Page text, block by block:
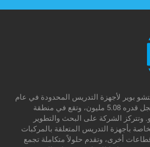
بوير لأجهزة التدريس المحدودة في عام
2018 برأس مال مسجل قدره 5.08 مليون، وتقع في منطقة
وتتركز الشركة على البحث والتطوير
بأجهزة التدريس المتعلقة بالمركبات
أخرى، وتقدم حلولاً متكاملة تجمع